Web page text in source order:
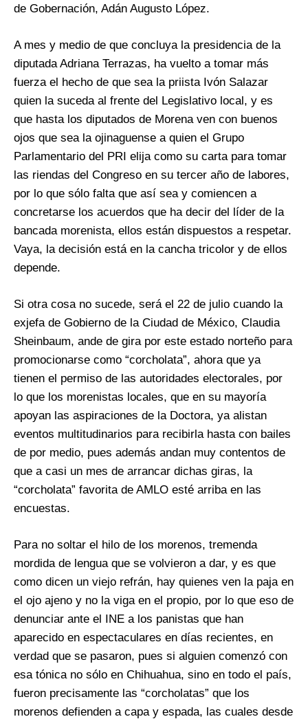
de Gobernación, Adán Augusto López.
A mes y medio de que concluya la presidencia de la
diputada Adriana Terrazas, ha vuelto a tomar más
fuerza el hecho de que sea la priista Ivón Salazar
quien la suceda al frente del Legislativo local, y es
que hasta los diputados de Morena ven con buenos
ojos que sea la ojinaguense a quien el Grupo
Parlamentario del PRI elija como su carta para tomar
las riendas del Congreso en su tercer año de labores,
por lo que sólo falta que así sea y comiencen a
concretarse los acuerdos que ha decir del líder de la
bancada morenista, ellos están dispuestos a respetar.
Vaya, la decisión está en la cancha tricolor y de ellos
depende.
Si otra cosa no sucede, será el 22 de julio cuando la
exjefa de Gobierno de la Ciudad de México, Claudia
Sheinbaum, ande de gira por este estado norteño para
promocionarse como “corcholata”, ahora que ya
tienen el permiso de las autoridades electorales, por
lo que los morenistas locales, que en su mayoría
apoyan las aspiraciones de la Doctora, ya alistan
eventos multitudinarios para recibirla hasta con bailes
de por medio, pues además andan muy contentos de
que a casi un mes de arrancar dichas giras, la
“corcholata” favorita de AMLO esté arriba en las
encuestas.
Para no soltar el hilo de los morenos, tremenda
mordida de lengua que se volvieron a dar, y es que
como dicen un viejo refrán, hay quienes ven la paja en
el ojo ajeno y no la viga en el propio, por lo que eso de
denunciar ante el INE a los panistas que han
aparecido en espectaculares en días recientes, en
verdad que se pasaron, pues si alguien comenzó con
esa tónica no sólo en Chihuahua, sino en todo el país,
fueron precisamente las “corcholatas” que los
morenos defienden a capa y espada, las cuales desde